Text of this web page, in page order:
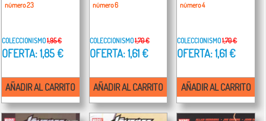
número 23
COLECCIONISMO1,95 €
OFERTA: 1,85 €
AÑADIR AL CARRITO
número 6
COLECCIONISMO1,70 €
OFERTA: 1,61 €
AÑADIR AL CARRITO
número 4
COLECCIONISMO1,70 €
OFERTA: 1,61 €
AÑADIR AL CARRITO